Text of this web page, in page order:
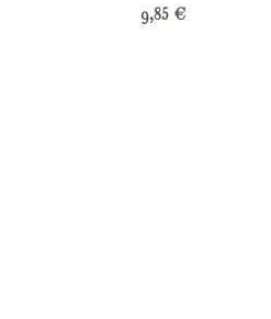
9,85 €